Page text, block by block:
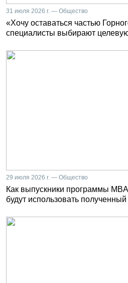
31 июля 2026 г. — Общество
«Хочу оставаться частью
специалисты выбирают
29 июля 2026 г. — Общество
Как выпускники программы
будут использовать